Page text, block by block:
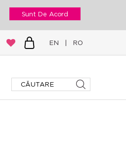
Sunt De Acord
EN | RO